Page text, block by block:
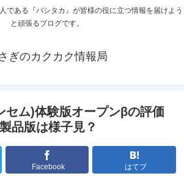
である『バシタカ』が皆様の役に立つ情報を届けよう
と頑張るブログです。
ぎのカクカク情報局
セム)体験版オープンβの評価
品版は様子見？
Facebook はてブ